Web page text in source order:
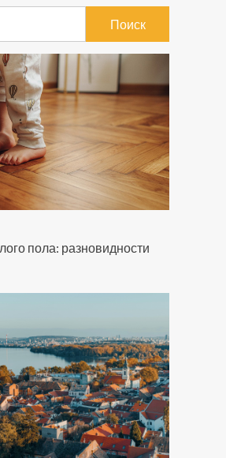
пола: разновидности